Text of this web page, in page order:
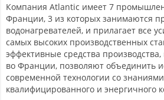
Компания Atlantic имеет 7
Франции, 3 из которых занимаются
водонагревателей, и прилагает все
самых высоких производственных
эффективные средства
во Франции, позволяют объединить
современной технологии со
квалифицированного и энергичного